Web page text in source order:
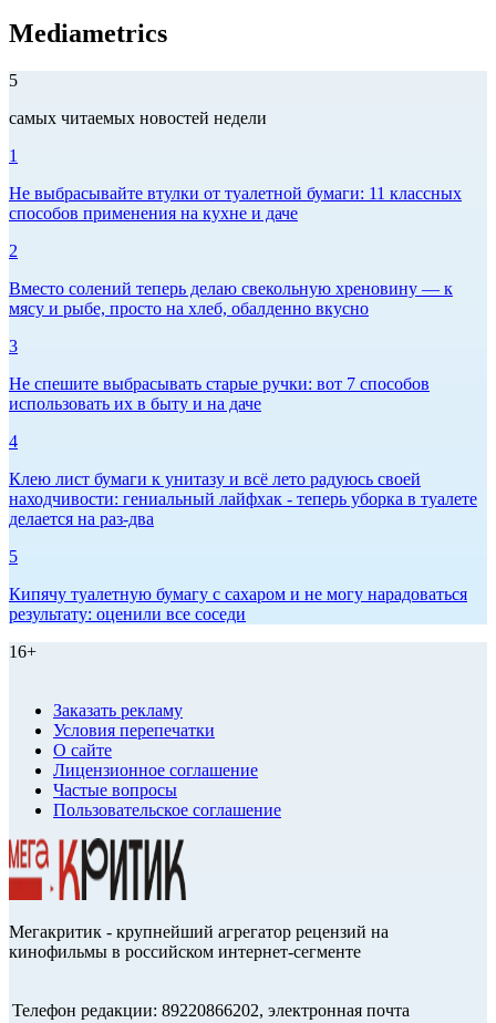
Mediametrics
5
самых читаемых новостей недели
1
Не выбрасывайте втулки от туалетной бумаги: 11 классных
способов применения на кухне и даче
2
Вместо солений теперь делаю свекольную хреновину — к
мясу и рыбе, просто на хлеб, обалденно вкусно
3
Не спешите выбрасывать старые ручки: вот 7 способов
использовать их в быту и на даче
4
Клею лист бумаги к унитазу и всё лето радуюсь своей
находчивости: гениальный лайфхак - теперь уборка в туалете
делается на раз-два
5
Кипячу туалетную бумагу с сахаром и не могу нарадоваться
результату: оценили все соседи
16+
Заказать рекламу
Условия перепечатки
О сайте
Лицензионное соглашение
Частые вопросы
Пользовательское соглашение
Мегакритик - крупнейший агрегатор рецензий на
кинофильмы в российском интернет-сегменте
Телефон редакции: 89220866202, электронная почта